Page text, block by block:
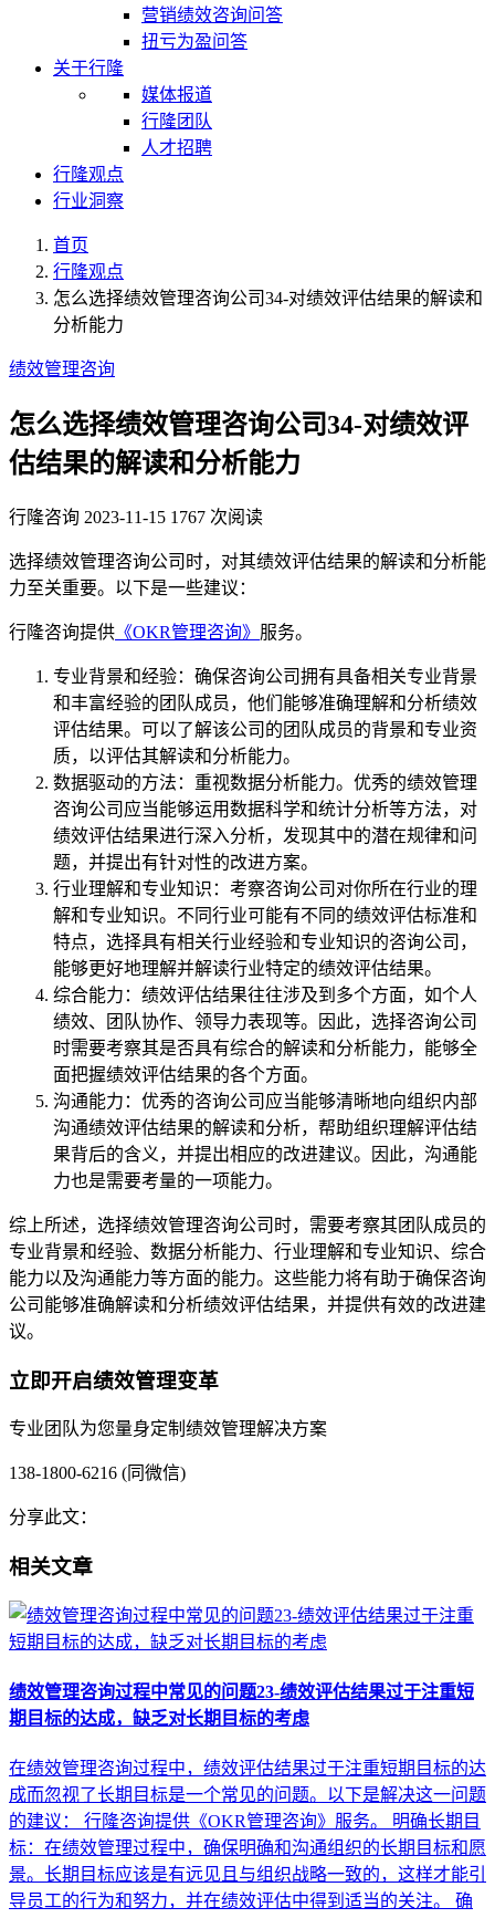
营销绩效咨询问答
扭亏为盈问答
关于行隆
媒体报道
行隆团队
人才招聘
行隆观点
行业洞察
首页
行隆观点
怎么选择绩效管理咨询公司34-对绩效评估结果的解读和
分析能力
绩效管理咨询
怎么选择绩效管理咨询公司34-对绩效评
估结果的解读和分析能力
行隆咨询 2023-11-15 1767 次阅读
选择绩效管理咨询公司时，对其绩效评估结果的解读和分析能
力至关重要。以下是一些建议：
行隆咨询提供 《OKR管理咨询》 服务。
专业背景和经验：确保咨询公司拥有具备相关专业背景
和丰富经验的团队成员，他们能够准确理解和分析绩效
评估结果。可以了解该公司的团队成员的背景和专业资
质，以评估其解读和分析能力。
数据驱动的方法：重视数据分析能力。优秀的绩效管理
咨询公司应当能够运用数据科学和统计分析等方法，对
绩效评估结果进行深入分析，发现其中的潜在规律和问
题，并提出有针对性的改进方案。
行业理解和专业知识：考察咨询公司对你所在行业的理
解和专业知识。不同行业可能有不同的绩效评估标准和
特点，选择具有相关行业经验和专业知识的咨询公司，
能够更好地理解并解读行业特定的绩效评估结果。
综合能力：绩效评估结果往往涉及到多个方面，如个人
绩效、团队协作、领导力表现等。因此，选择咨询公司
时需要考察其是否具有综合的解读和分析能力，能够全
面把握绩效评估结果的各个方面。
沟通能力：优秀的咨询公司应当能够清晰地向组织内部
沟通绩效评估结果的解读和分析，帮助组织理解评估结
果背后的含义，并提出相应的改进建议。因此，沟通能
力也是需要考量的一项能力。
综上所述，选择绩效管理咨询公司时，需要考察其团队成员的
专业背景和经验、数据分析能力、行业理解和专业知识、综合
能力以及沟通能力等方面的能力。这些能力将有助于确保咨询
公司能够准确解读和分析绩效评估结果，并提供有效的改进建
议。
立即开启绩效管理变革
专业团队为您量身定制绩效管理解决方案
138-1800-6216 (同微信)
分享此文：
相关文章
绩效管理咨询过程中常见的问题23-绩效评估结果过于注重短
期目标的达成，缺乏对长期目标的考虑
在绩效管理咨询过程中，绩效评估结果过于注重短期目标的达
成而忽视了长期目标是一个常见的问题。以下是解决这一问题
的建议： 行隆咨询提供《OKR管理咨询》服务。 明确长期目
标：在绩效管理过程中，确保明确和沟通组织的长期目标和愿
景。长期目标应该是有远见且与组织战略一致的，这样才能引
导员工的行为和努力，并在绩效评估中得到适当的关注。 确